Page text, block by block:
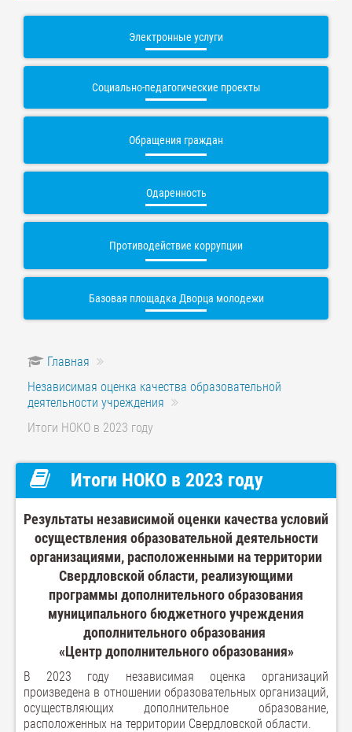
Электронные услуги
Социально-педагогические проекты
Обращения граждан
Одаренность
Противодействие коррупции
Базовая площадка Дворца молодежи
Главная
Независимая оценка качества образовательной
деятельности учреждения
Итоги НОКО в 2023 году
Итоги НОКО в 2023 году
Результаты независимой оценки качества условий
осуществления образовательной деятельности
организациями, расположенными на территории
Свердловской области, реализующими
программы дополнительного образования
муниципального бюджетного учреждения
дополнительного образования
«Центр дополнительного образования»
В 2023 году независимая оценка организаций
произведена в отношении образовательных организаций,
осуществляющих дополнительное образование,
расположенных на территории Свердловской области.